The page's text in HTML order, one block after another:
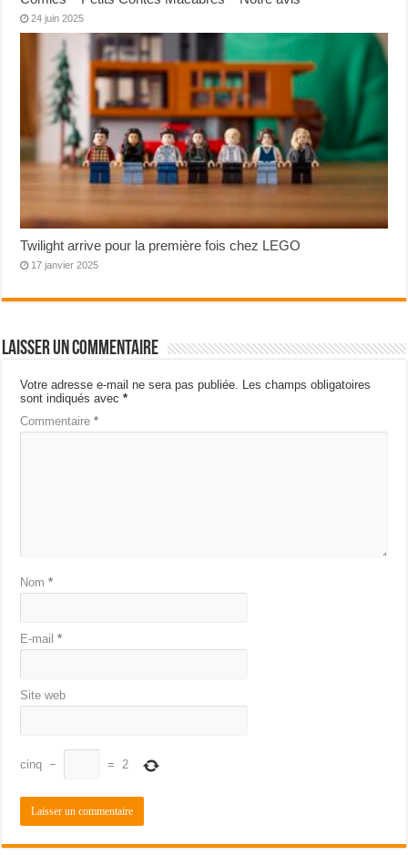
24 juin 2025
Twilight arrive pour la première fois chez LEGO
17 janvier 2025
Laisser un commentaire
Votre adresse e-mail ne sera pas publiée. Les champs obligatoires
sont indiqués avec*
Commentaire*
Nom*
E-mail*
Site web
cinq − = 2